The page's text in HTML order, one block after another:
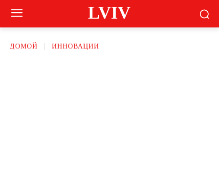
LVIV
ДОМОЙ ИННОВАЦИИ